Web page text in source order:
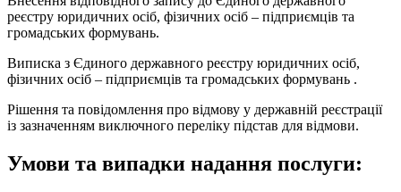
реєстру юридичних осіб, фізичних осіб – підприємців та
громадських формувань.
Виписка з Єдиного державного реєстру юридичних осіб,
фізичних осіб – підприємців та громадських формувань .
Рішення та повідомлення про відмову у державній реєстрації
із зазначенням виключного переліку підстав для відмови.
Умови та випадки надання послуги: